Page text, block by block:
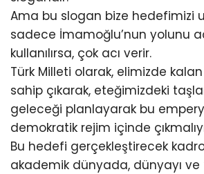
Ama bu slogan bize hedefimizi
sadece İmamoğlu’nun yolunu
kullanılırsa, çok acı verir.
Türk Milleti olarak, elimizde kalan
sahip çıkarak, eteğimizdeki
geleceği planlayarak bu
demokratik rejim içinde
Bu hedefi gerçekleştirecek
akademik dünyada, dünyayı